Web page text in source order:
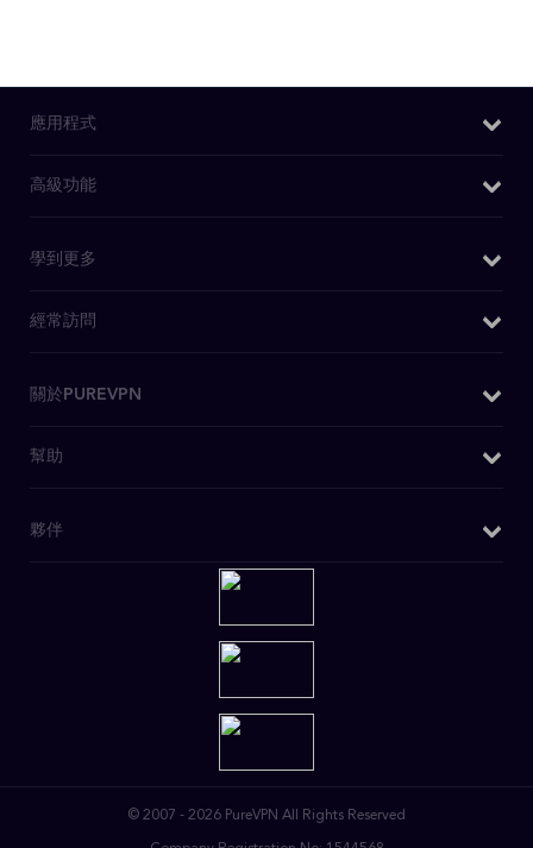
應用程式
Windows VPN
Android VPN
Firefox 擴充套件
安卓電視 VPN
Huawei VPN
高級功能
我的IP是什麽
IPv6洩漏測試
學到更多
為什麼選擇PureVPN
什麽是VPN
經常訪問
購買VPN
美國IP
私人瀏覽
關於PUREVPN
關於我們
PureVPN評論
幫助
客戶支援
夥伴
© 2007 - 2026 PureVPN All Rights Reserved